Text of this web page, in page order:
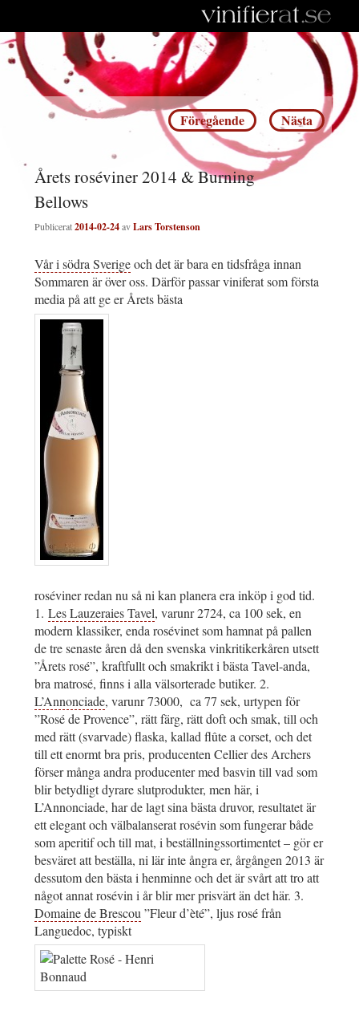
Inläggsnavigering
Föregående Nästa
Årets roséviner 2014 & Burning
Bellows
Publicerat2014-02-24avLars Torstenson
Vår i södra Sverigeoch det är bara en tidsfråga innan
Sommaren är över oss. Därför passar viniferat som första
media på att ge er Årets bästa
roséviner redan nu så ni kan planera era inköp i god tid.
1. Les Lauzeraies Tavel, varunr 2724, ca 100 sek, en
modern klassiker, enda rosévinet som hamnat på pallen
de tre senaste åren då den svenska vinkritikerkåren utsett
”Årets rosé”, kraftfullt och smakrikt i bästa Tavel-anda,
bra matrosé, finns i alla välsorterade butiker. 2.
L’Annonciade, varunr 73000, ca 77 sek, urtypen för
”Rosé de Provence”, rätt färg, rätt doft och smak, till och
med rätt (svarvade) flaska, kallad flûte a corset, och det
till ett enormt bra pris, producenten Cellier des Archers
förser många andra producenter med basvin till vad som
blir betydligt dyrare slutprodukter, men här, i
L’Annonciade, har de lagt sina bästa druvor, resultatet är
ett elegant och välbalanserat rosévin som fungerar både
som aperitif och till mat, i beställningssortimentet – gör er
besväret att beställa, ni lär inte ångra er, årgången 2013 är
dessutom den bästa i henminne och det är svårt att tro att
något annat rosévin i år blir mer prisvärt än det här. 3.
Domaine de Brescou ”Fleur d’èté”, ljus rosé från
Languedoc, typiskt